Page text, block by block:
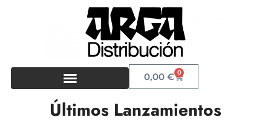
0,00€ 0
Últimos Lanzamientos